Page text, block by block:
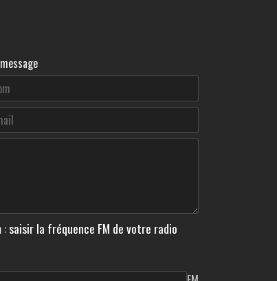
: saisir la fréquence FM de votre radio